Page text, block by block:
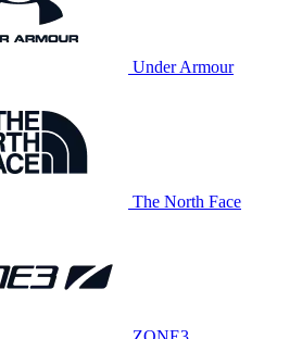
Under Armour
The North Face